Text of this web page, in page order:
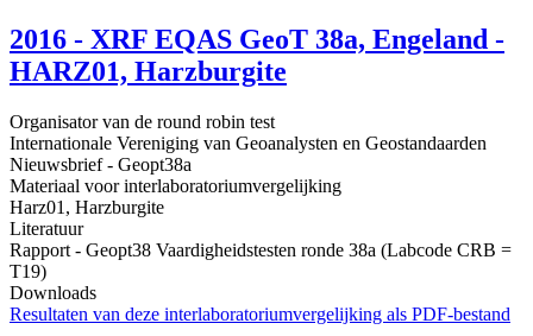
2016 - XRF EQAS GeoT 38a, Engeland -
HARZ01, Harzburgite
Organisator van de round robin test
Internationale Vereniging van Geoanalysten en Geostandaarden
Nieuwsbrief - Geopt38a
Materiaal voor interlaboratoriumvergelijking
Harz01, Harzburgite
Literatuur
Rapport - Geopt38 Vaardigheidstesten ronde 38a (Labcode CRB =
T19)
Downloads
Resultaten van deze interlaboratoriumvergelijking als PDF-bestand